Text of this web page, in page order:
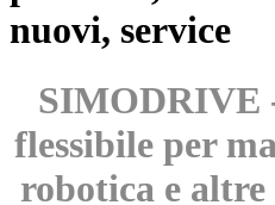
nuovi, service
SIMODRIVE
flessibile per
robotica e